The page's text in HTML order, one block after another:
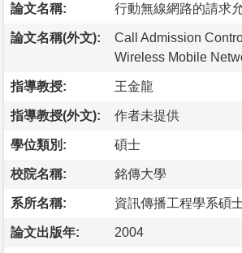
論文名稱: 行動無線網路的請求
論文名稱(外文):
Call Admission
Wireless Mobile
指導教授: 王金龍
指導教授(外文): 作者未提供
學位類別: 碩士
校院名稱: 銘傳大學
系所名稱: 資訊傳播工程學系碩
論文出版年: 2004